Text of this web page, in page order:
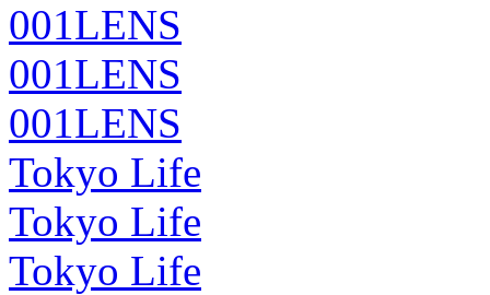
001LENS
001LENS
001LENS
Tokyo Life
Tokyo Life
Tokyo Life